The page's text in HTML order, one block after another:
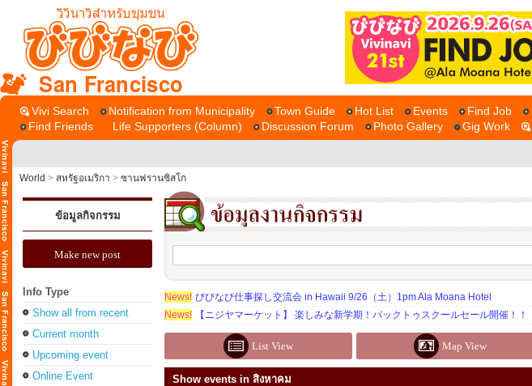
San Francisco
Vivi Search Notification from Municipality Town Guide Hot List Events Find Job
Find Friends
Life Supporters (Column) Discussion Forum Photo Gallery Gig Work
World > สหรัฐอเมริกา > ซานฟรานซิสโก
ข้อมูลกิจกรรม
Make new post
Info Type
Show all from recent
Current month
Upcoming event
Online Event
News! びびなび仕事探し交流会 in Hawaii 9/26（土）1pm Ala Moana Hotel
News!
【ニジヤマーケット】 楽しみな新学期！バックトゥスクールセール開催！！
List View Map View
Show events in สิงหาคม